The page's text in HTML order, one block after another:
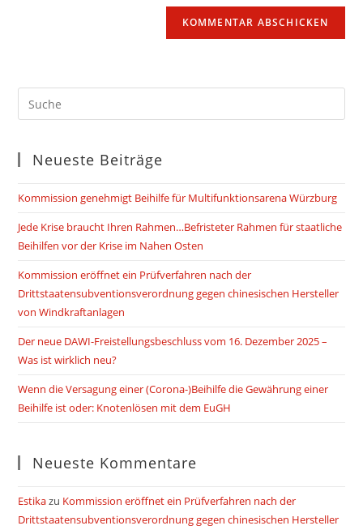
Neueste Beiträge
Kommission genehmigt Beihilfe für Multifunktionsarena Würzburg
Jede Krise braucht Ihren Rahmen…Befristeter Rahmen für staatliche
Beihilfen vor der Krise im Nahen Osten
Kommission eröffnet ein Prüfverfahren nach der
Drittstaatensubventionsverordnung gegen chinesischen Hersteller
von Windkraftanlagen
Der neue DAWI-Freistellungsbeschluss vom 16. Dezember 2025 –
Was ist wirklich neu?
Wenn die Versagung einer (Corona-)Beihilfe die Gewährung einer
Beihilfe ist oder: Knotenlösen mit dem EuGH
Neueste Kommentare
Estikazu Kommission eröffnet ein Prüfverfahren nach der
Drittstaatensubventionsverordnung gegen chinesischen Hersteller